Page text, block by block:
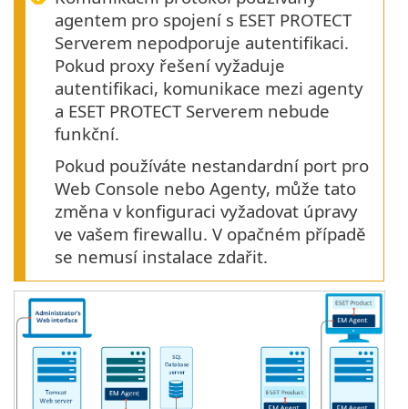
agentem pro spojení s ESET PROTECT
Serverem nepodporuje autentifikaci.
Pokud proxy řešení vyžaduje
autentifikaci, komunikace mezi agenty
a ESET PROTECT Serverem nebude
funkční.
Pokud používáte nestandardní port pro
Web Console nebo Agenty, může tato
změna v konfiguraci vyžadovat úpravy
ve vašem firewallu. V opačném případě
se nemusí instalace zdařit.